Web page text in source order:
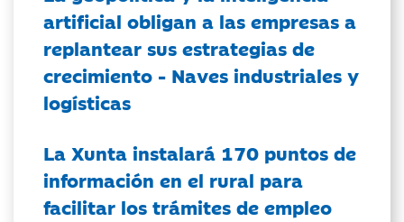
artificial obligan a las empresas a
replantear sus estrategias de
crecimiento - Naves industriales y
logísticas
La Xunta instalará 170 puntos de
información en el rural para
facilitar los trámites de empleo